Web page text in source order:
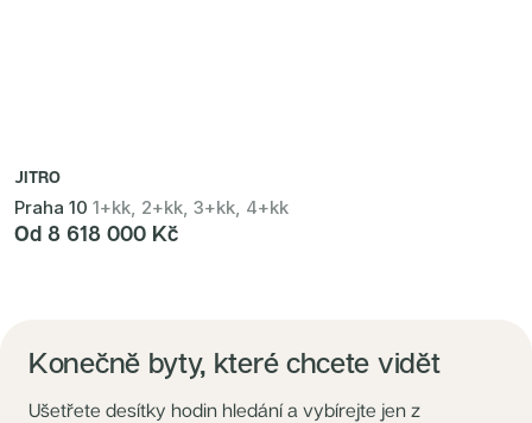
JITRO
Praha 10 1+kk, 2+kk, 3+kk, 4+kk
Od 8 618 000 Kč
Konečně byty, které chcete vidět
Ušetřete desítky hodin hledání a vybírejte jen z